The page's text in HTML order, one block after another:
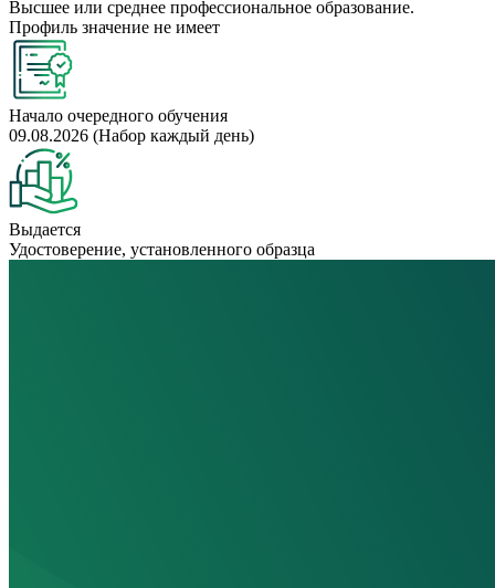
Высшее или среднее профессиональное образование.
Профиль значение не имеет
Начало очередного обучения
09.08.2026 (Набор каждый день)
Выдается
Удостоверение, установленного образца